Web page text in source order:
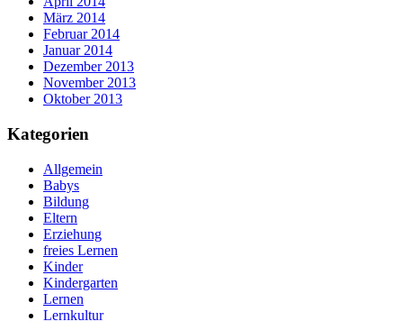
März 2014
Februar 2014
Januar 2014
Dezember 2013
November 2013
Oktober 2013
Kategorien
Allgemein
Babys
Bildung
Eltern
Erziehung
freies Lernen
Kinder
Kindergarten
Lernen
Lernkultur